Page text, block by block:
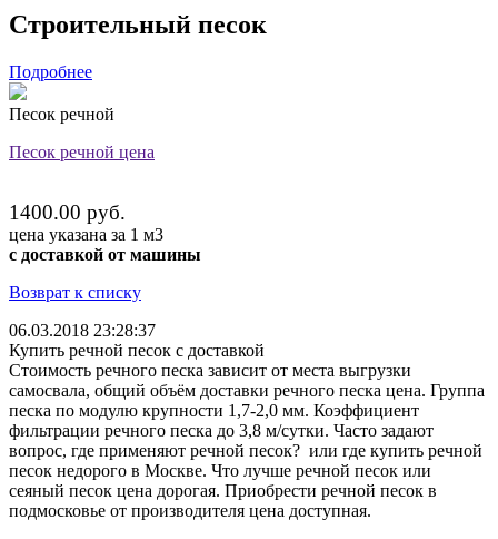
Строительный песок
Подробнее
Песок речной
Песок речной цена
1400.00 руб.
цена указана за 1 м3
с доставкой от машины
Возврат к списку
06.03.2018 23:28:37
Купить речной песок с доставкой
Стоимость речного песка зависит от места выгрузки
самосвала, общий объём доставки речного песка цена. Группа
песка по модулю крупности 1,7-2,0 мм. Коэффициент
фильтрации речного песка до 3,8 м/сутки. Часто задают
вопрос, где применяют речной песок? или где купить речной
песок недорого в Москве. Что лучше речной песок или
сеяный песок цена дорогая. Приобрести речной песок в
подмосковье от производителя цена доступная.